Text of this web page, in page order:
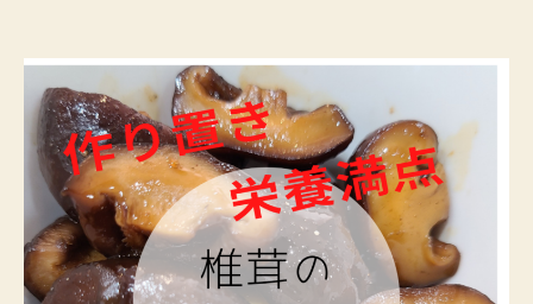
い
た
け
甘
辛
煮
を
作
て